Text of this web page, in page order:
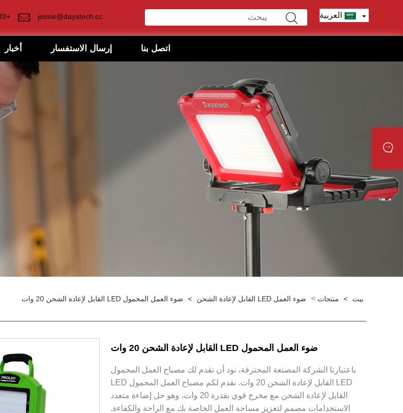
+86-574-55712633 jessie@dayatech.cc العربية
أخبار إرسال الاستفسار اتصل بنا
بيت > منتجات > ضوء العمل LED القابل لإعادة الشحن > ضوء العمل المحمول LED القابل لإعادة الشحن 20 وات
ضوء العمل المحمول LED القابل لإعادة الشحن 20 وات
باعتبارنا الشركة المصنعة المحترفة، نود أن نقدم لك مصباح العمل المحمول
LED القابل لإعادة الشحن 20 وات. نقدم لكم مصباح العمل المحمول LED
القابل لإعادة الشحن مع مخرج قوي بقدرة 20 وات، وهو حل إضاءة متعدد
الاستخدامات مصمم لتعزيز مساحة العمل الخاصة بك مع الراحة والكفاءة.